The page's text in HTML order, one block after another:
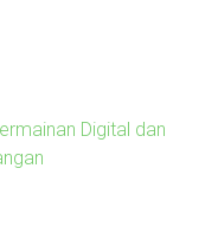
Digital dan